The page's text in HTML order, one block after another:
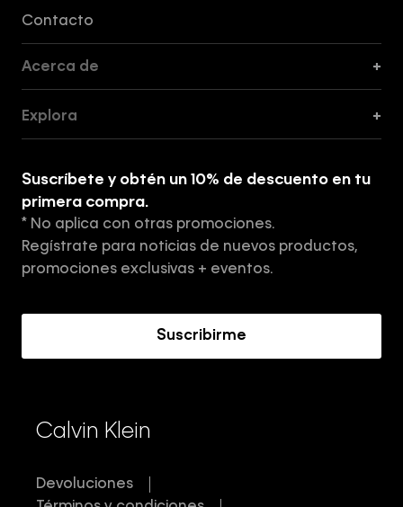
Contacto
Acerca de +
Tiendas
Aviso de privacidad
Términos y Condiciones
Explora +
Suscríbete y obtén un 10% de descuento en tu
primera compra.
* No aplica con otras promociones.
Regístrate para noticias de nuevos productos,
promociones exclusivas + eventos.
Suscribirme
Calvin Klein
Devoluciones